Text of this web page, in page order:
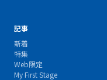
記事
新着
特集
Web限定
My First Stage